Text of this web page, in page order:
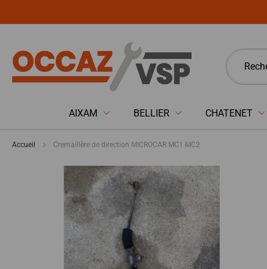
AIXAM BELLIER CHATENET
Accueil Cremaillère de direction MICROCAR MC1 MC2